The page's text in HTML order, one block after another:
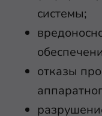
системы;
отказы